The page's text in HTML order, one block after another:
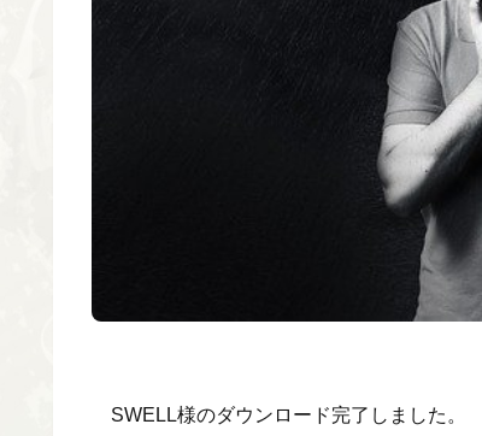
SWELL様のダウンロード完了しました。